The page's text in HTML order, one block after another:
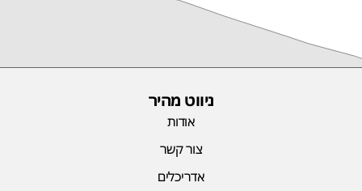
ניווט מהיר
אודות
צור קשר
אדריכלים